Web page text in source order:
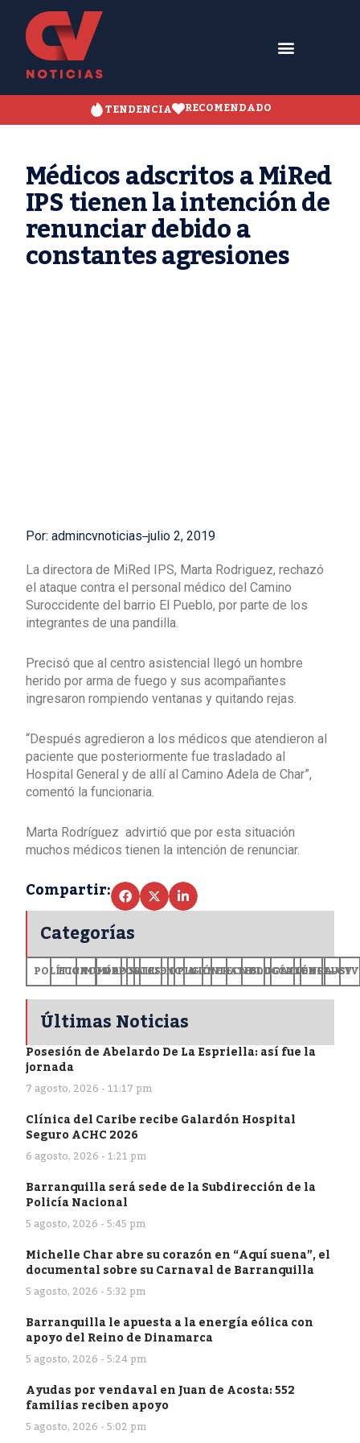
TENDENCIA RECOMENDADO
Médicos adscritos a MiRed
IPS tienen la intención de
renunciar debido a
constantes agresiones
Por: admincvnoticias julio 2, 2019
La directora de MiRed IPS, Marta Rodriguez, rechazó
el ataque contra el personal médico del Camino
Suroccidente del barrio El Pueblo, por parte de los
integrantes de una pandilla.
Precisó que al centro asistencial llegó un hombre
herido por arma de fuego y sus acompañantes
ingresaron rompiendo ventanas y quitando rejas.
“Después agredieron a los médicos que atendieron al
paciente que posteriormente fue trasladado al
Hospital General y de allí al Camino Adela de Char”,
comentó la funcionaria.
Marta Rodríguez advirtió que por esta situación
muchos médicos tienen la intención de renunciar.
Compartir:
Categorías
POLÍTICA
ECONOMÍA
MUNDODEPORTES
SALUDCIENCIA
OPINIÓN
GENERALES
TECNOLOGÍA
EDUCACIÓN
CULTURA+CV
Últimas Noticias
Posesión de Abelardo De La Espriella: así fue la
jornada
7 agosto, 2026 - 11:17 pm
Clínica del Caribe recibe Galardón Hospital
Seguro ACHC 2026
6 agosto, 2026 - 1:21 pm
Barranquilla será sede de la Subdirección de la
Policía Nacional
5 agosto, 2026 - 5:45 pm
Michelle Char abre su corazón en “Aquí suena”, el
documental sobre su Carnaval de Barranquilla
5 agosto, 2026 - 5:32 pm
Barranquilla le apuesta a la energía eólica con
apoyo del Reino de Dinamarca
5 agosto, 2026 - 5:24 pm
Ayudas por vendaval en Juan de Acosta: 552
familias reciben apoyo
5 agosto, 2026 - 5:02 pm